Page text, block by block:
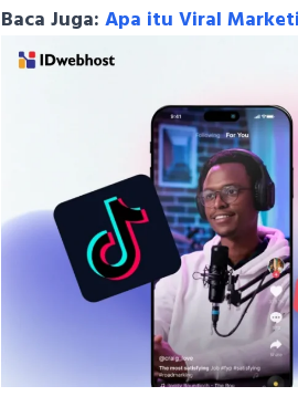
Baca Juga:Apa itu Viral